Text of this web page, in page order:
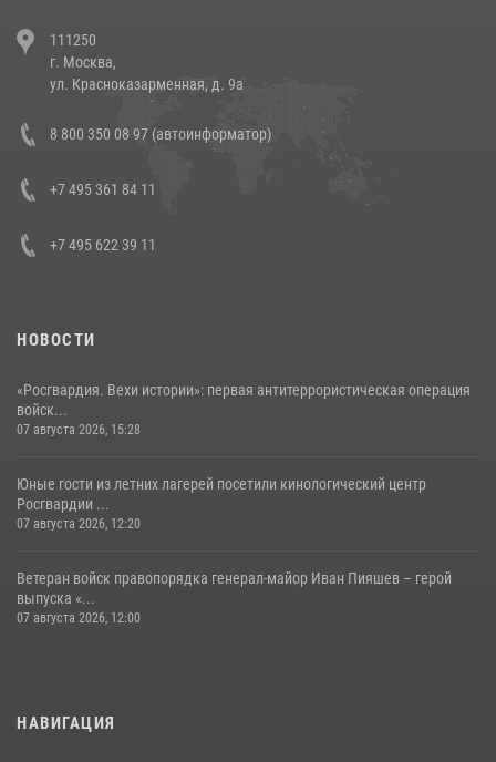
напавших на бригаду скорой помощи (видео)
14 июля 2026, 12:20
В Росгвардии прошла военно-научная конференция по обобщению
боевого опыта
111250
г. Москва,
ул. Красноказарменная, д. 9а
8 800 350 08 97 (автоинформатор)
+7 495 361 84 11
+7 495 622 39 11
НОВОСТИ
«Росгвардия. Вехи истории»: первая антитеррористическая операция
войск...
07 августа 2026, 15:28
Юные гости из летних лагерей посетили кинологический центр
Росгвардии ...
07 августа 2026, 12:20
Ветеран войск правопорядка генерал-майор Иван Пияшев – герой
выпуска «...
07 августа 2026, 12:00
НАВИГАЦИЯ